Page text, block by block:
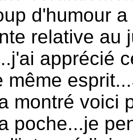
d'humour
relative au
apprécié
même
montré voici
poche...je